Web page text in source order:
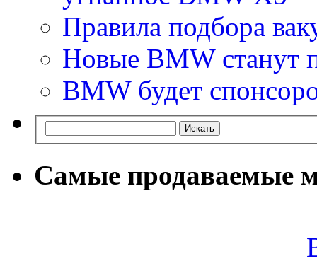
Правила подбора
Новые BMW станут
BMW будет
Самые продаваемые